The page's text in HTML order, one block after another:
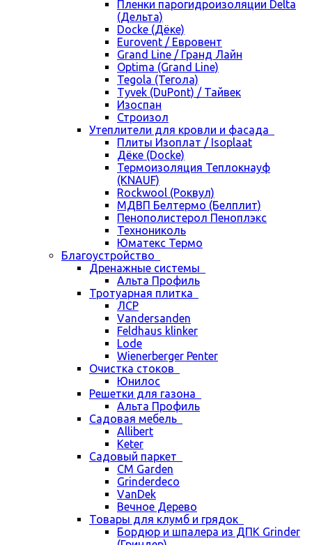
Пленки парогидроизоляции Delta
(Дельта)
Docke (Дёке)
Eurovent / Евровент
Grand Line / Гранд Лайн
Optima (Grand Line)
Tegola (Тегола)
Tyvek (DuPont) / Тайвек
Изоспан
Строизол
Утеплители для кровли и фасада
Плиты Изоплат / Isoplaat
Дёке (Docke)
Термоизоляция Теплокнауф
(KNAUF)
Rockwool (Роквул)
МДВП Белтермо (Белплит)
Пенополистерол Пеноплэкс
Технониколь
Юматекс Термо
Благоустройство
Дренажные системы
Альта Профиль
Тротуарная плитка
ЛСР
Vandersanden
Feldhaus klinker
Lode
Wienerberger Penter
Очистка стоков
Юнилос
Решетки для газона
Альта Профиль
Садовая мебель
Allibert
Keter
Садовый паркет
CM Garden
Grinderdeco
VanDek
Вечное Дерево
Товары для клумб и грядок
Бордюр и шпалера из ДПК Grinder